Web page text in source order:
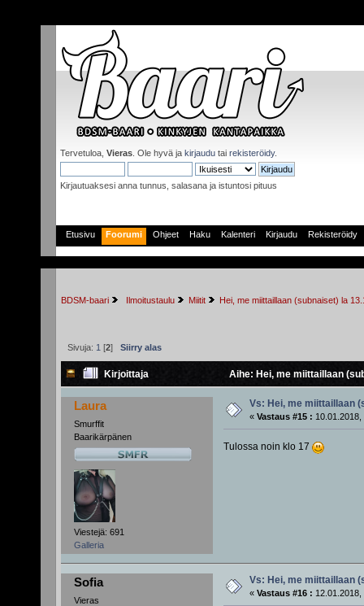
Tervetuloa, Vieras . Ole hyvä ja kirjaudu tai rekisteröidy.
Kirjautuaksesi anna tunnus, salasana ja istuntosi pituus
Etusivu Foorumi Ohjeet Haku Kalenteri Kirjaudu Rekisteröidy
BDSM-baari Ilmoitustaulu Miitit Hei, me miittaillaan (subnaiset) la
Sivuja: 1 [2] Siirry alas
Kirjoittaja Aihe: Hei, me miittaillaan
Laura
Smurffit
Baarikärpänen
Viestejä: 691
Galleria
Vs: Hei, me miittaillaan
« Vastaus #15 : 10.01.2018,
Tulossa noin klo 17
Sofia
Vieras
Vs: Hei, me miittaillaan
« Vastaus #16 : 12.01.2018,